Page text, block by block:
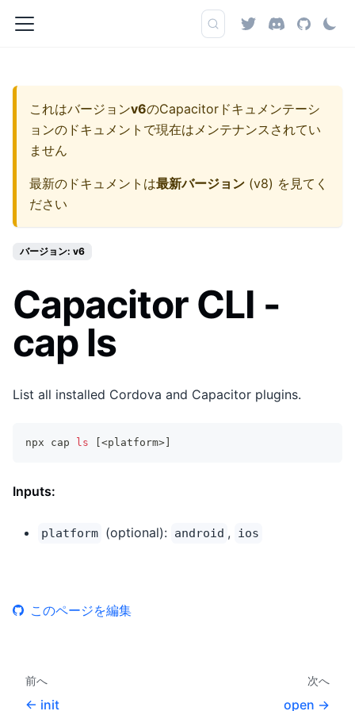
これはバージョンv6のCapacitorドキュメンテーシ
ョンのドキュメントで現在はメンテナンスされてい
ません
最新のドキュメントは最新バージョン (v8) を見てく
ださい
バージョン: v6
Capacitor CLI -
cap ls
List all installed Cordova and Capacitor plugins.
npx cap ls <platform>
Inputs:
platform (optional): android , ios
このページを編集
前へ
init
次へ
open